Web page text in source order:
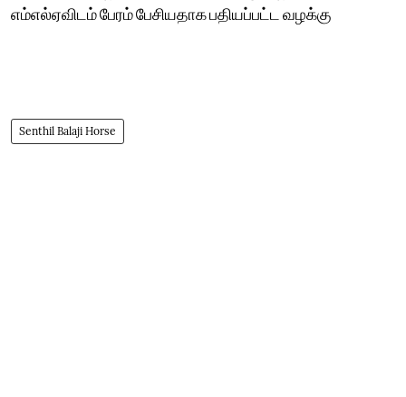
எம்எல்ஏவிடம் பேரம் பேசியதாக பதியப்பட்ட வழக்கு
Senthil Balaji Horse